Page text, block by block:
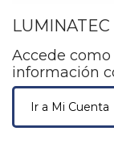
LUMINATEC
Accede
información
Ir a Mi Cuenta